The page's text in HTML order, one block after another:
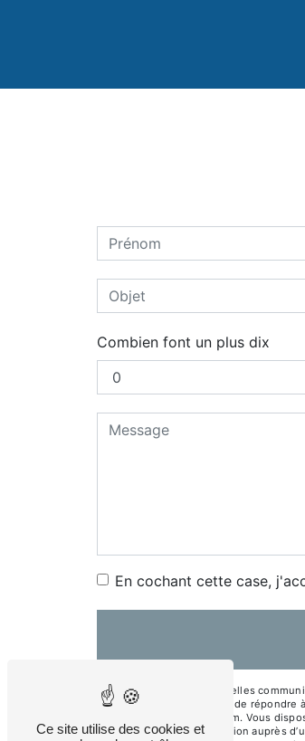
Combien font un plus dix
En cochant cette case,
** Les données personnelles
traitants dans le seul but de répondre
jmrconception@gmail.com. Vous
d’introduire une réclamation auprès
Ce site utilise des cookies et